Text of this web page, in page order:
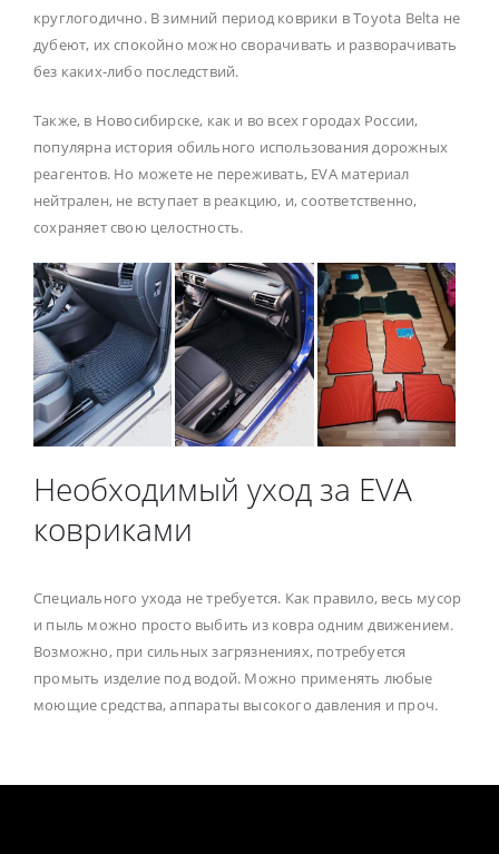
круглогодично. В зимний период коврики в Toyota Belta не
дубеют, их спокойно можно сворачивать и разворачивать
без каких-либо последствий.
Также, в Новосибирске, как и во всех городах России,
популярна история обильного использования дорожных
реагентов. Но можете не переживать, EVA материал
нейтрален, не вступает в реакцию, и, соответственно,
сохраняет свою целостность.
Необходимый уход за EVA
ковриками
Специального ухода не требуется. Как правило, весь мусор
и пыль можно просто выбить из ковра одним движением.
Возможно, при сильных загрязнениях, потребуется
промыть изделие под водой. Можно применять любые
моющие средства, аппараты высокого давления и проч.